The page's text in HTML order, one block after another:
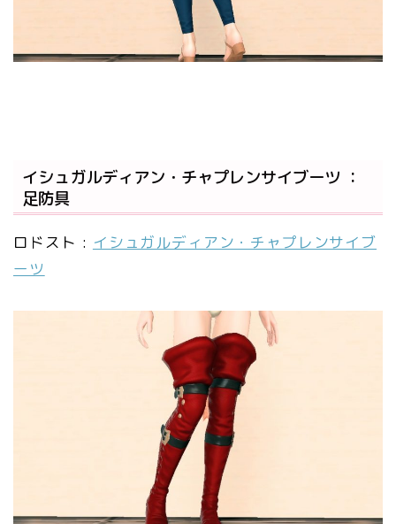
イシュガルディアン・チャプレンサイブーツ ：
足防具
ロドスト : イシュガルディアン・チャプレンサイブ
ーツ